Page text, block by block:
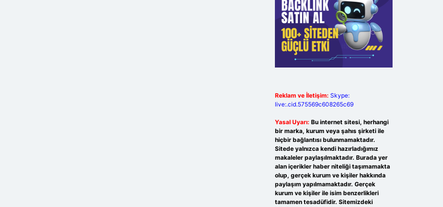
Reklam ve İletişim: Skype:
live:.cid.575569c608265c69
Yasal Uyarı: Bu internet sitesi, herhangi
bir marka, kurum veya şahıs şirketi ile
hiçbir bağlantısı bulunmamaktadır.
Sitede yalnızca kendi hazırladığımız
makaleler paylaşılmaktadır. Burada yer
alan içerikler haber niteliği taşımamakta
olup, gerçek kurum ve kişiler hakkında
paylaşım yapılmamaktadır. Gerçek
kurum ve kişiler ile isim benzerlikleri
tamamen tesadüfidir. Sitemizdeki